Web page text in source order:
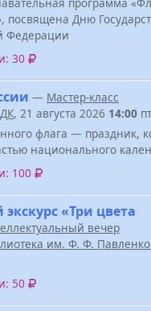
Дню
Федерации
30
— Мастер-класс
, 21 августа 2026 14:00 пт
флага — праздник,
национального
100
«Три цвета
вечер
им. Ф. Ф.
50